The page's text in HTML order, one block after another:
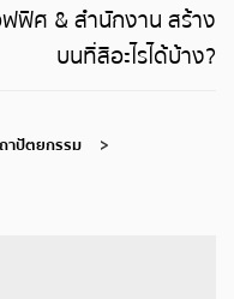
ฟิศ & สำนักงาน สร้าง
บนที่สีอะไรได้บ้าง?
าปัตยกรรม
>